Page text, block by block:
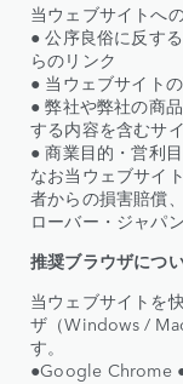
当ウェブサイトへ
● 公序良俗に反す
らのリンク
● 当ウェブサイト
● 弊社や弊社の商
する内容を含むサ
● 商業目的・営利
なお当ウェブサイ
者からの損害賠償
ローバー・ジャパ
推奨ブラウザにつ
当ウェブサイトを
ザ（Windows /
す。
●Google Chrome